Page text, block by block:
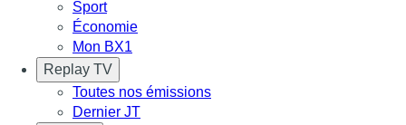
Sport
Économie
Mon BX1
Replay TV
Toutes nos émissions
Dernier JT